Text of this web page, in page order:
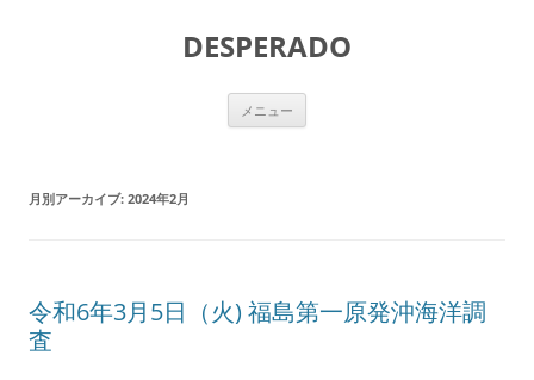
DESPERADO
メニュー
月別アーカイブ: 2024年2月
令和6年3月5日（火) 福島第一原発沖海洋調
査